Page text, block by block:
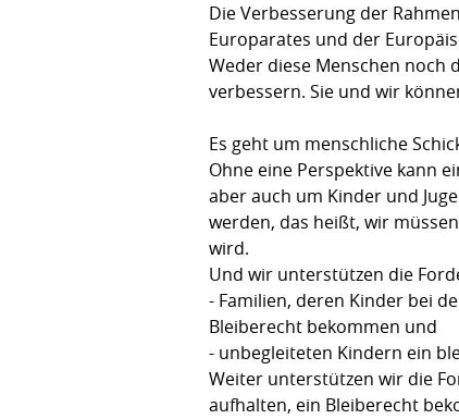
Die Verbesserung der
Europarates und der
Weder diese Menschen noch
verbessern. Sie und wir
Es geht um menschliche
Ohne eine Perspektive kann
aber auch um Kinder und
werden, das heißt, wir
wird.
Und wir unterstützen die
- Familien, deren Kinder bei
Bleiberecht bekommen und
- unbegleiteten Kindern ein
Weiter unterstützen wir die
aufhalten, ein Bleiberecht